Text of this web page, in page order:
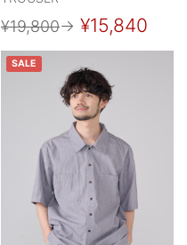
¥19,800→ ¥15,840
SALE